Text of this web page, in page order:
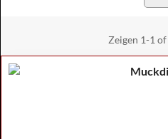
Zeigen 1-1 of